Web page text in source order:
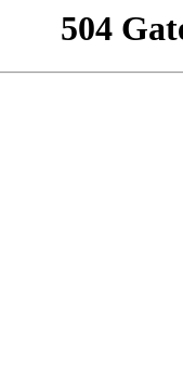
504